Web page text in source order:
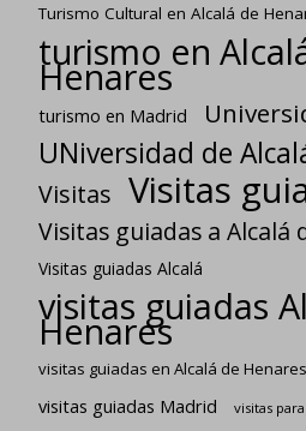
Turismo Cultural en Alcalá de
turismo en
Henares
turismo en Madrid
UNiversidad de
Visitas Visitas
Visitas guiadas a Alcalá
Visitas guiadas Alcalá
visitas guiadas
Henares
visitas guiadas en Alcalá de Henares
visitas guiadas Madrid visitas